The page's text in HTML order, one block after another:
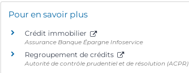
Pour en savoir plus
Crédit immobilier
Assurance Banque Épargne Infoservice
Regroupement de crédits
Autorité de contrôle prudentiel et de résolution (ACPR)